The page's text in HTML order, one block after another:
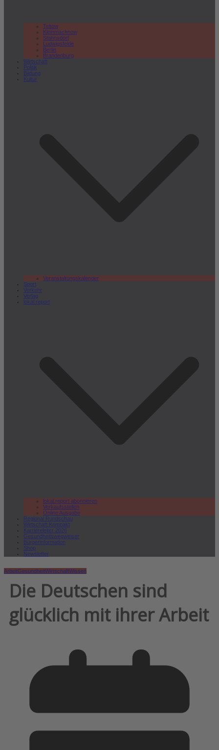
Teltow
Kleinmachnow
Stahnsdorf
Ludwigsfelde
Berlin
Brandenburg
Wirtschaft
Politik
Bildung
Kultur
Veranstaltungskalender
Sport
Verkehr
Verlag
lokal.report
lokal.report abonnieren
Verkaufsstellen
Online Ausgabe
Regional Rundschau
Wirtschaft.Kompakt
Karriereleiter 2026
Gesundheitswegweiser
Bürgerinformation
Shop
Newsletter
ArbeitGesundheitWirtschaftWissen
Die Deutschen sind
glücklich mit ihrer Arbeit